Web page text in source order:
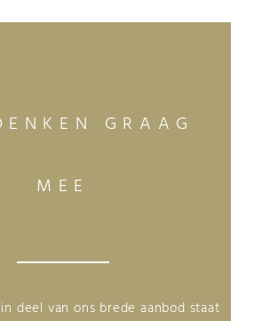
GRAAG
MEE
deel van ons brede aanbod staat